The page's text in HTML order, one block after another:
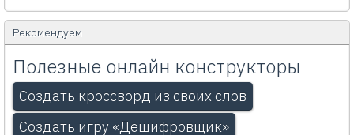
Рекомендуем
Полезные онлайн конструкторы
Создать кроссворд из своих слов
Создать игру «Дешифровщик»